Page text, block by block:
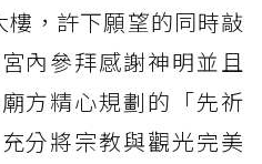
，許下願望的同時敲
內參拜感謝神明並且
方精心規劃的「先祈
分將宗教與觀光完美